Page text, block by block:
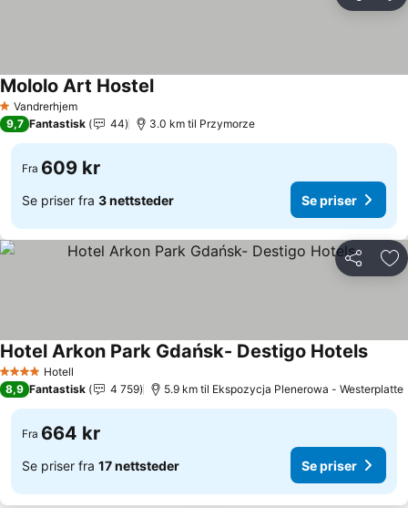
1 Stjerner
Vandrerhjem
Mololo Art HostelSe priser
9,7 Fantastisk 44 3.0 km til Przymorze
Fra 609 kr
Se priser fra 3 nettsteder Se priser
Del
4 StjernerHotell
Hotel Arkon Park Gdańsk- Destigo HotelsSe
8,9 Fantastisk 4 759 5.9 km til Ekspozycja Plenerowa - Westerplatte
Fra 664 kr
Se priser fra 17 nettsteder Se priser